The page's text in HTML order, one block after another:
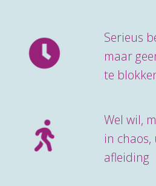
Serieus
maar
te
Wel wil,
in
afleiding